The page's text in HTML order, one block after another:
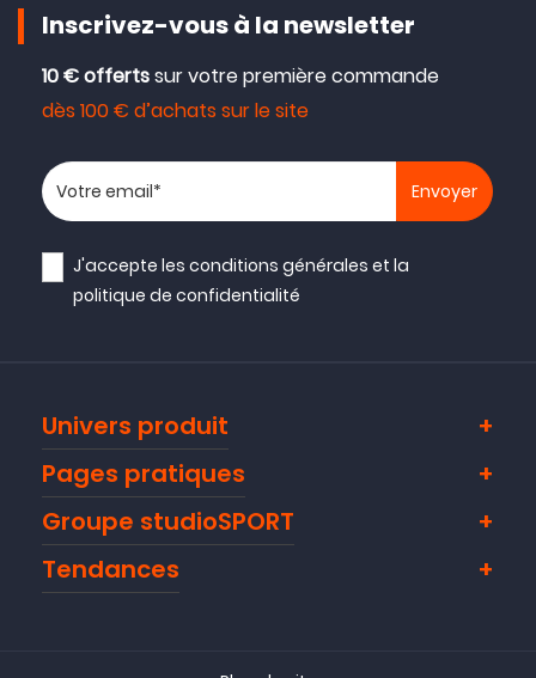
Inscrivez-vous à la newsletter
10 € offertssur votre première commande
dès 100 € d’achats sur le site
Votre adresse email
J'accepte lesconditions générales et la
politique de confidentialité
Univers produit
Pages pratiques
Groupe studioSPORT
Tendances